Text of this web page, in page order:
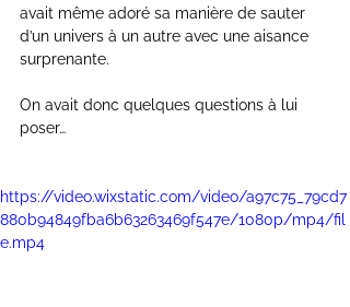
avait même adoré sa manière de sauter
d’un univers à un autre avec une aisance
surprenante.
On avait donc quelques questions à lui
poser…
https://video.wixstatic.com/video/a97c75_79cd7
880b94849fba6b63263469f547e/1080p/mp4/fil
e.mp4